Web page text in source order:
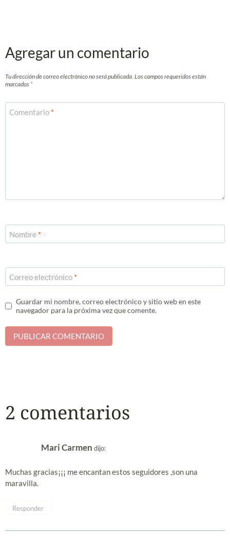
Agregar un comentario
Tu dirección de correo electrónico no será publicada. Los campos requeridos están
marcados *
Comentario *
Nombre*
Correo electrónico *
Guardar mi nombre, correo electrónico y sitio web en este
navegador para la próxima vez que comente.
2 comentarios
Mari Carmen dijo:
Muchas gracias¡¡¡ me encantan estos seguidores ,son una
maravilla.
Responder